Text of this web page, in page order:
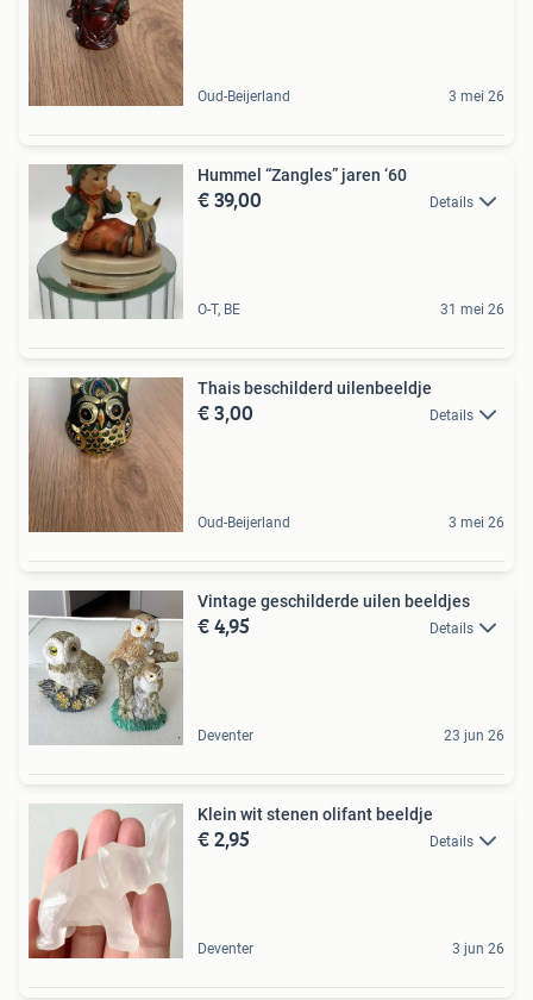
Oud-Beijerland 3 mei 26
Hummel “Zangles” jaren ‘60
€ 39,00 Details
O-T, BE 31 mei 26
Thais beschilderd uilenbeeldje
€ 3,00 Details
Oud-Beijerland 3 mei 26
Vintage geschilderde uilen beeldjes
€ 4,95 Details
Deventer 23 jun 26
Klein wit stenen olifant beeldje
€ 2,95 Details
Deventer 3 jun 26